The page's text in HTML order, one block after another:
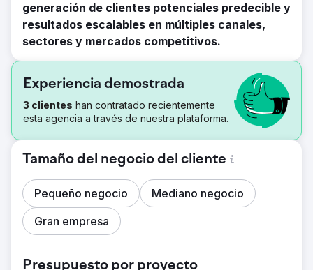
generación de clientes potenciales predecible y
resultados escalables en múltiples canales,
sectores y mercados competitivos.
Experiencia demostrada
3 clientes han contratado recientemente
esta agencia a través de nuestra plataforma.
Tamaño del negocio del cliente
Pequeño negocio
Mediano negocio
Gran empresa
Presupuesto por proyecto